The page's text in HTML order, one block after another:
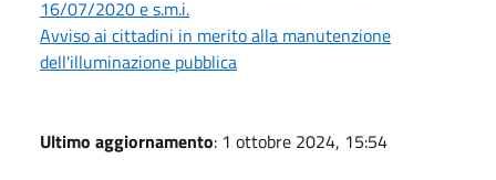
16/07/2020 e s.m.i.
Avviso ai cittadini in merito alla manutenzione
dell'illuminazione pubblica
Ultimo aggiornamento: 1 ottobre 2024, 15:54